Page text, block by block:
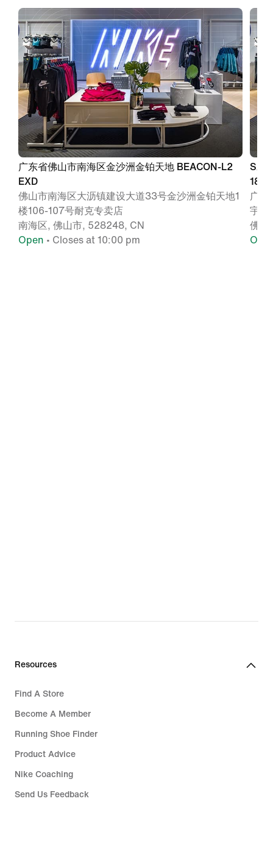
广东省佛山市南海区金沙洲金铂天地 BEACON-L2
EXD
佛山市南海区大沥镇建设大道33号金沙洲金铂天地1
楼106-107号耐克专卖店
南海区, 佛山市, 528248, CN
Open • Closes at 10:00 pm
18号
广东
宇城
佛山
Resources
Find A Store
Become A Member
Running Shoe Finder
Product Advice
Nike Coaching
Send Us Feedback